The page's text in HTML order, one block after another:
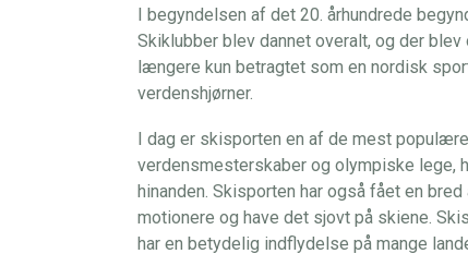
I begyndelsen af det 20. århundrede
Skiklubber blev dannet overalt, og der
længere kun betragtet som en nordisk
verdenshjørner.
I dag er skisporten en af de mest
verdensmesterskaber og olympiske lege,
hinanden. Skisporten har også fået en
motionere og have det sjovt på skiene.
har en betydelig indflydelse på mange